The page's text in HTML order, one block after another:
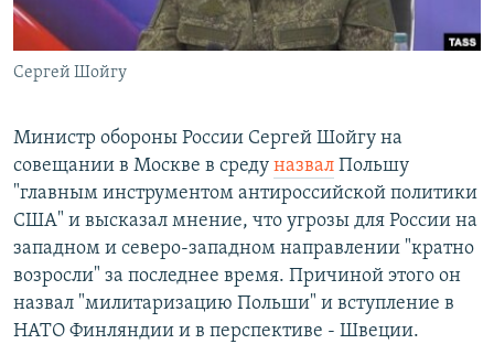
Все сайты РСЕ/РС
Сергей Шойгу
Министр обороны России Сергей Шойгу на
совещании в Москве в среду назвал Польшу
"главным инструментом антироссийской политики
США" и высказал мнение, что угрозы для России на
западном и северо-западном направлении "кратно
возросли" за последнее время. Причиной этого он
назвал "милитаризацию Польши" и вступление в
НАТО Финляндии и в перспективе - Швеции.